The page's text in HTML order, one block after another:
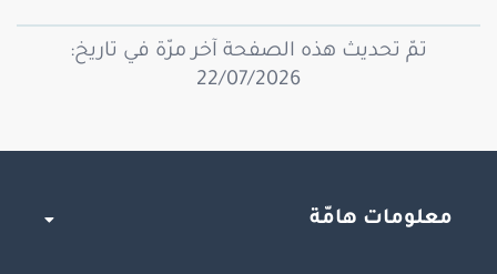
تمّ تحديث هذه الصفحة آخر مرّة في تاريخ:
22/07/2026
معلومات هامّة